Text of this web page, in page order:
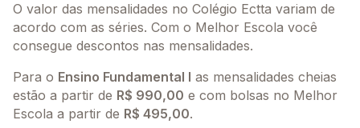
O valor das mensalidades no Colégio Ectta variam de
acordo com as séries. Com o Melhor Escola você
consegue descontos nas mensalidades.
Para o Ensino Fundamental I as mensalidades cheias
estão a partir de R$ 990,00 e com bolsas no Melhor
Escola a partir de R$ 495,00.